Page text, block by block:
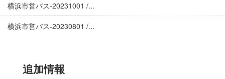
横浜市営バス-20231001 /...
横浜市営バス-20230801 /...
追加情報